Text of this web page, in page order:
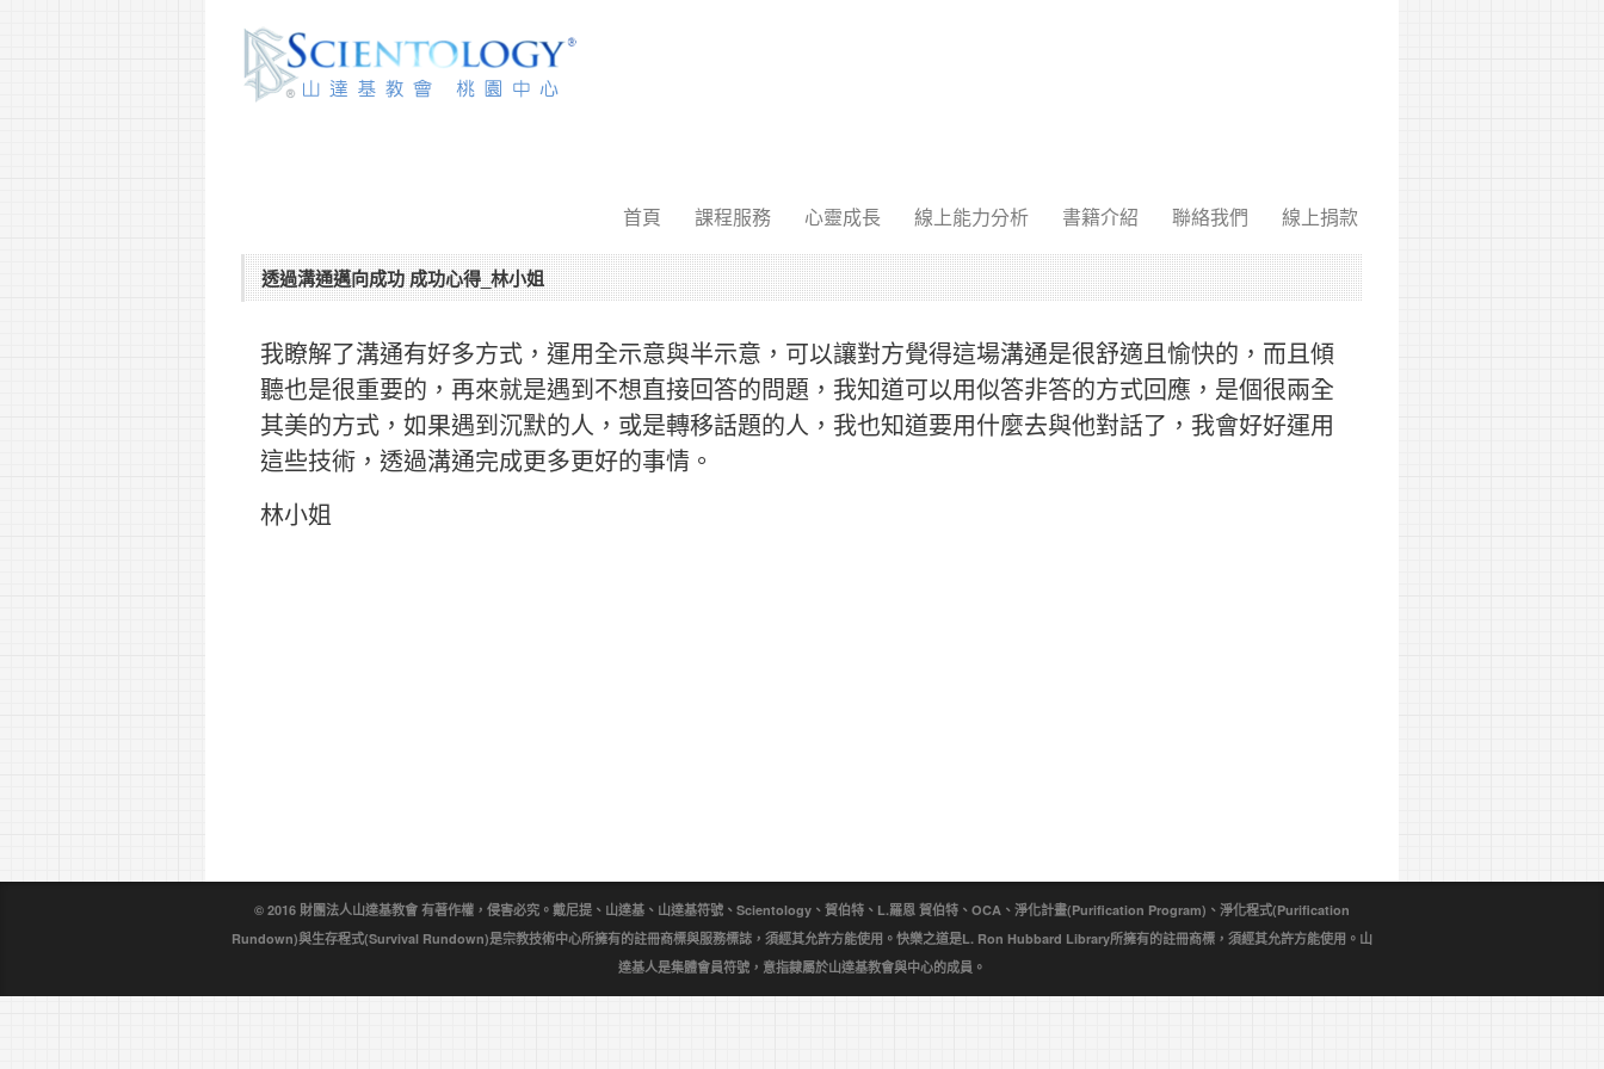
首頁 課程服務 心靈成長 線上能力分析 書籍介紹 聯絡我們 線上捐款
透過溝通邁向成功 成功心得_林小姐
我瞭解了溝通有好多方式，運用全示意與半示意，可以讓對方覺得這場溝通是很舒適且愉快的，而且傾
聽也是很重要的，再來就是遇到不想直接回答的問題，我知道可以用似答非答的方式回應，是個很兩全
其美的方式，如果遇到沉默的人，或是轉移話題的人，我也知道要用什麼去與他對話了，我會好好運用
這些技術，透過溝通完成更多更好的事情。
林小姐
© 2016 財團法人山達基教會 有著作權，侵害必究。戴尼提、山達基、山達基符號、Scientology、賀伯特、L.羅恩 賀伯特、OCA、淨化計畫(Purification Program)、淨化程式(Purification
Rundown)與生存程式(Survival Rundown)是宗教技術中心所擁有的註冊商標與服務標誌，須經其允許方能使用。快樂之道是L. Ron Hubbard Library所擁有的註冊商標，須經其允許方能使用。山
達基人是集體會員符號，意指隸屬於山達基教會與中心的成員。